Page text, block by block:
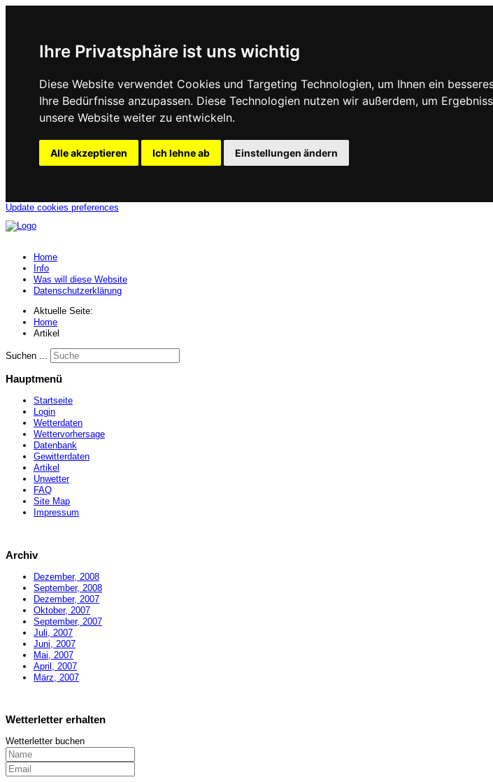
Ihre Privatsphäre ist uns wichtig
Diese Website verwendet Cookies und Targeting Technologien, um Ihnen ein
Ihre Bedürfnisse anzupassen. Diese Technologien nutzen wir außerdem, um
unsere Website weiter zu entwickeln.
Alle akzeptieren Ich lehne ab Einstellungen ändern
Update cookies preferences
Home
Info
Was will diese Website
Datenschutzerklärung
Aktuelle Seite:
Home
Artikel
Suchen ...
Hauptmenü
Startseite
Login
Wetterdaten
Wettervorhersage
Datenbank
Gewitterdaten
Artikel
Unwetter
FAQ
Site Map
Impressum
Archiv
Dezember, 2008
September, 2008
Dezember, 2007
Oktober, 2007
September, 2007
Juli, 2007
Juni, 2007
Mai, 2007
April, 2007
März, 2007
Wetterletter erhalten
Wetterletter buchen